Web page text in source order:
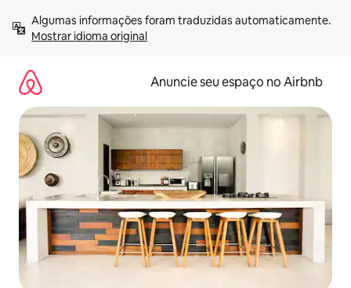
para
Mostrar idioma original
Anuncie seu espaço no Airbnb